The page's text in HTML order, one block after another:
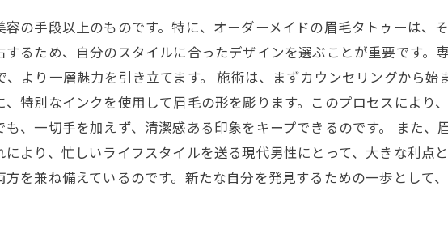
の手段以上のものです。特に、オーダーメイドの眉毛タトゥーは、
るため、自分のスタイルに合ったデザインを選ぶことが重要です。
より一層魅力を引き立てます。 施術は、まずカウンセリングから始
特別なインクを使用して眉毛の形を彫ります。このプロセスにより
、一切手を加えず、清潔感ある印象をキープできるのです。 また、
より、忙しいライフスタイルを送る現代男性にとって、大きな利点
を兼ね備えているのです。新たな自分を発見するための一歩として